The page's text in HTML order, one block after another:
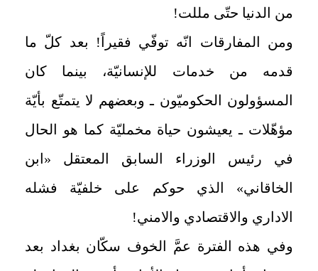
من الدنيا حتّى مللت!
ومن المفارقات انّه توفّي فقيراً! بعد كلّ ما
قدمه من خدمات للإنسانيّة، بينما كان
المسؤولون الحكوميّون ـ وبعضهم لا يتمتّع بأيّة
مؤهّلات ـ يعيشون حياة مخمليّة كما هو الحال
في رئيس الوزراء السابق المعتقل «ابن
الخاقاني» الذي حوكم على خلفيّة فشله
الاداري والاقتصادي والامني!
وفي هذه الفترة عمَّ الخوف سكّان بغداد بعد